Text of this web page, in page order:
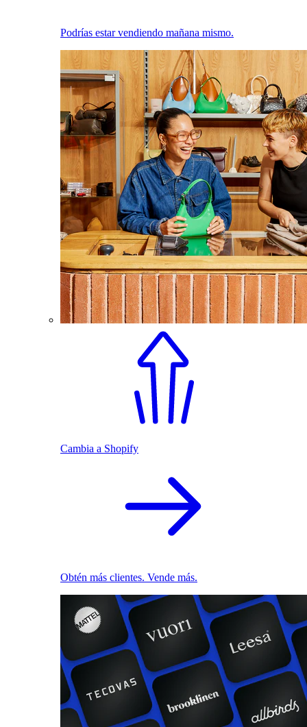
Podrías estar vendiendo mañana mismo.
Cambia a Shopify
Obtén más clientes. Vende más.